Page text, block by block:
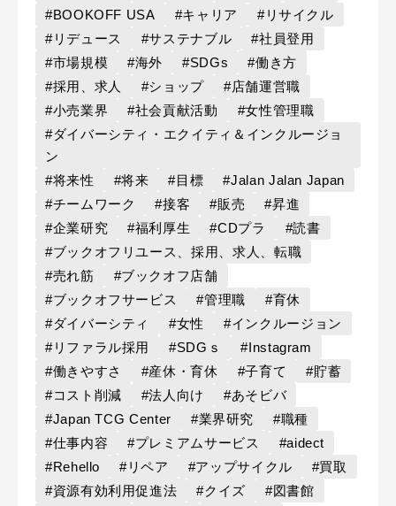
#BOOKOFF USA
#キャリア
#リサイクル
#リデュース
#サステナブル
#社員登用
#市場規模
#海外 #SDGs
#働き方
#採用、求人
#ショップ
#店舗運営職
#小売業界
#社会貢献活動
#女性管理職
#ダイバーシティ・エクイティ＆インクルージョ
ン
#将来性
#将来 #目標
#Jalan Jalan Japan
#チームワーク
#接客 #販売
#昇進
#企業研究
#福利厚生 #CDプラ
#読書
#ブックオフリユース、採用、求人、転職
#売れ筋
#ブックオフ店舗
#ブックオフサービス
#管理職
#育休
#ダイバーシティ
#女性
#インクルージョン
#リファラル採用
#SDGｓ
#Instagram
#働きやすさ
#産休・育休 #子育て
#貯蓄
#コスト削減
#法人向け
#あそビバ
#Japan TCG Center
#業界研究
#職種
#仕事内容
#プレミアムサービス
#aidect
#Rehello
#リペア #アップサイクル
#買取
#資源有効利用促進法
#クイズ
#図書館